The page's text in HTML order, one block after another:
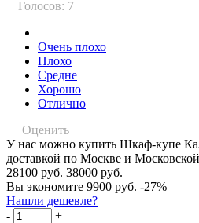
Голосов: 7
Очень плохо
Плохо
Средне
Хорошо
Отлично
Оценить
У нас можно купить Шкаф-купе
доставкой по Москве и
28100 руб. 38000 руб.
Вы экономите 9900 руб. -27%
Нашли дешевле?
-
+